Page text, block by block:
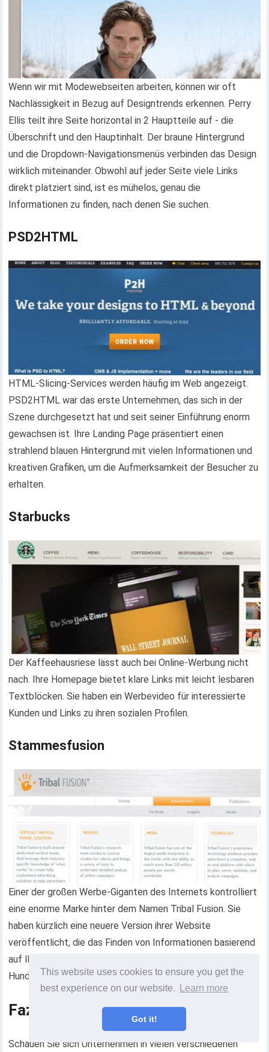
This website uses cookies to ensure you get the
best experience on our website.
Learn more
Got it!
Wenn wir mit Modewebseiten arbeiten, können wir oft
Nachlässigkeit in Bezug auf Designtrends erkennen. Perry
Ellis teilt ihre Seite horizontal in 2 Hauptteile auf - die
Überschrift und den Hauptinhalt. Der braune Hintergrund
und die Dropdown-Navigationsmenüs verbinden das Design
wirklich miteinander. Obwohl auf jeder Seite viele Links
direkt platziert sind, ist es mühelos, genau die
Informationen zu finden, nach denen Sie suchen.
PSD2HTML
HTML-Slicing-Services werden häufig im Web angezeigt.
PSD2HTML war das erste Unternehmen, das sich in der
Szene durchgesetzt hat und seit seiner Einführung enorm
gewachsen ist. Ihre Landing Page präsentiert einen
strahlend blauen Hintergrund mit vielen Informationen und
kreativen Grafiken, um die Aufmerksamkeit der Besucher zu
erhalten.
Starbucks
Der Kaffeehausriese lässt auch bei Online-Werbung nicht
nach. Ihre Homepage bietet klare Links mit leicht lesbaren
Textblöcken. Sie haben ein Werbevideo für interessierte
Kunden und Links zu ihren sozialen Profilen.
Stammesfusion
Einer der großen Werbe-Giganten des Internets kontrolliert
eine enorme Marke hinter dem Namen Tribal Fusion. Sie
haben kürzlich eine neuere Version ihrer Website
veröffentlicht, die das Finden von Informationen basierend
auf Ihrer Position (Werbetreibender oder Publisher) um
Hunderte Male vereinfacht.
Fazit
Schauen Sie sich Unternehmen in vielen verschiedenen